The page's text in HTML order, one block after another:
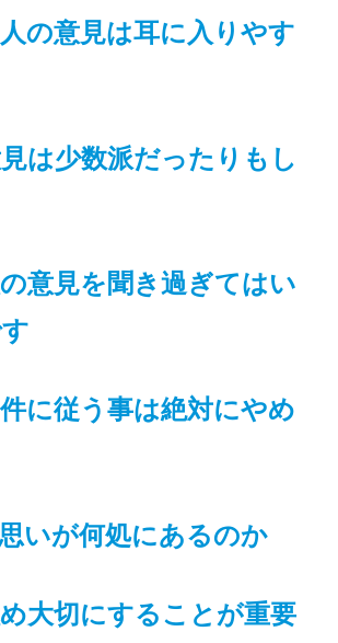
の意見は耳に入りやす
は少数派だったりもし
意見を聞き過ぎてはい
に従う事は絶対にやめ
いが何処にあるのか
大切にすることが重要